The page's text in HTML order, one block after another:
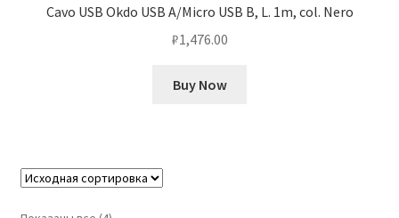
Cavo USB Okdo USB A/Micro USB B, L. 1m, col. Nero
₽1,476.00
Buy Now